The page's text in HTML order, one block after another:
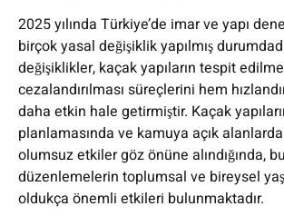
2025 yılında Türkiye’de imar ve yapı
birçok yasal değişiklik yapılmış
değişiklikler, kaçak yapıların tespit
cezalandırılması süreçlerini hem
daha etkin hale getirmiştir. Kaçak
planlamasında ve kamuya açık alanlarda
olumsuz etkiler göz önüne alındığında, bu
düzenlemelerin toplumsal ve bireysel
oldukça önemli etkileri bulunmaktadır.